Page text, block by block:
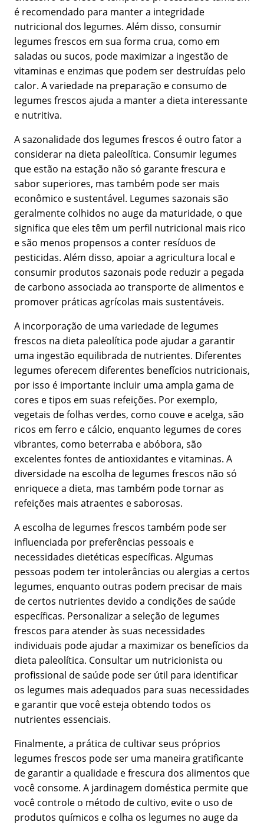
é recomendado para manter a integridade
nutricional dos legumes. Além disso, consumir
legumes frescos em sua forma crua, como em
saladas ou sucos, pode maximizar a ingestão de
vitaminas e enzimas que podem ser destruídas pelo
calor. A variedade na preparação e consumo de
legumes frescos ajuda a manter a dieta interessante
e nutritiva.
A sazonalidade dos legumes frescos é outro fator a
considerar na dieta paleolítica. Consumir legumes
que estão na estação não só garante frescura e
sabor superiores, mas também pode ser mais
econômico e sustentável. Legumes sazonais são
geralmente colhidos no auge da maturidade, o que
significa que eles têm um perfil nutricional mais rico
e são menos propensos a conter resíduos de
pesticidas. Além disso, apoiar a agricultura local e
consumir produtos sazonais pode reduzir a pegada
de carbono associada ao transporte de alimentos e
promover práticas agrícolas mais sustentáveis.
A incorporação de uma variedade de legumes
frescos na dieta paleolítica pode ajudar a garantir
uma ingestão equilibrada de nutrientes. Diferentes
legumes oferecem diferentes benefícios nutricionais,
por isso é importante incluir uma ampla gama de
cores e tipos em suas refeições. Por exemplo,
vegetais de folhas verdes, como couve e acelga, são
ricos em ferro e cálcio, enquanto legumes de cores
vibrantes, como beterraba e abóbora, são
excelentes fontes de antioxidantes e vitaminas. A
diversidade na escolha de legumes frescos não só
enriquece a dieta, mas também pode tornar as
refeições mais atraentes e saborosas.
A escolha de legumes frescos também pode ser
influenciada por preferências pessoais e
necessidades dietéticas específicas. Algumas
pessoas podem ter intolerâncias ou alergias a certos
legumes, enquanto outras podem precisar de mais
de certos nutrientes devido a condições de saúde
específicas. Personalizar a seleção de legumes
frescos para atender às suas necessidades
individuais pode ajudar a maximizar os benefícios da
dieta paleolítica. Consultar um nutricionista ou
profissional de saúde pode ser útil para identificar
os legumes mais adequados para suas necessidades
e garantir que você esteja obtendo todos os
nutrientes essenciais.
Finalmente, a prática de cultivar seus próprios
legumes frescos pode ser uma maneira gratificante
de garantir a qualidade e frescura dos alimentos que
você consome. A jardinagem doméstica permite que
você controle o método de cultivo, evite o uso de
produtos químicos e colha os legumes no auge da